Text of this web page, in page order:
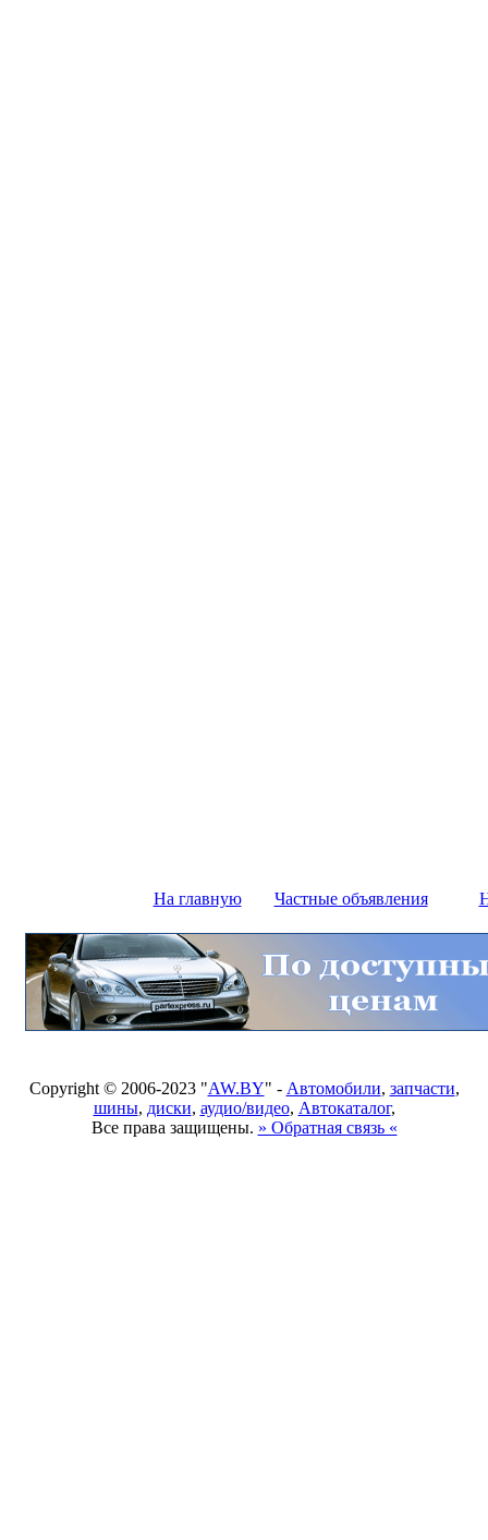
На главную Частные объявления
Copyright © 2006-2023 "AW.BY" - Автомобили, запчасти,
шины, диски, аудио/видео, Автокаталог,
Все права защищены. » Обратная связь «